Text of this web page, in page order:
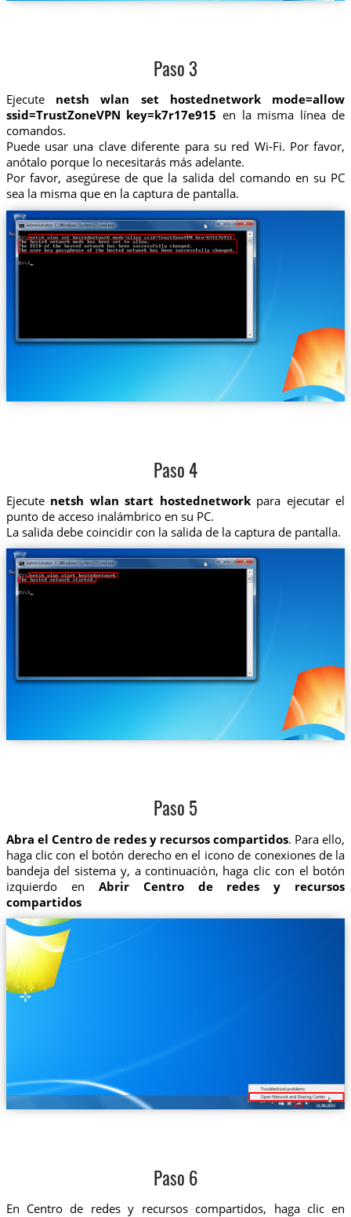
Paso 3
Ejecute netsh wlan set hostednetwork mode=allow
ssid=TrustZoneVPN key=k7r17e915 en la misma línea de
comandos.
Puede usar una clave diferente para su red Wi-Fi. Por favor,
anótalo porque lo necesitarás más adelante.
Por favor, asegúrese de que la salida del comando en su PC
sea la misma que en la captura de pantalla.
Paso 4
Ejecute netsh wlan start hostednetworkpara ejecutar el
punto de acceso inalámbrico en su PC.
La salida debe coincidir con la salida de la captura de pantalla.
Paso 5
Abra el Centro de redes y recursos compartidos. Para ello,
haga clic con el botón derecho en el icono de conexiones de la
bandeja del sistema y, a continuación, haga clic con el botón
izquierdo en Abrir Centro de redes y recursos
compartidos
Paso 6
En Centro de redes y recursos compartidos, haga clic en